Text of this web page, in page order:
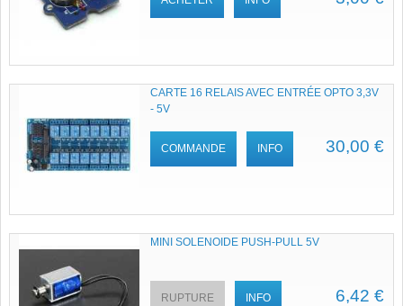
CARTE 16 RELAIS AVEC ENTRÉE OPTO 3,3V
- 5V
30,00 €
COMMANDE INFO
MINI SOLENOIDE PUSH-PULL 5V
6,42 €
RUPTURE INFO